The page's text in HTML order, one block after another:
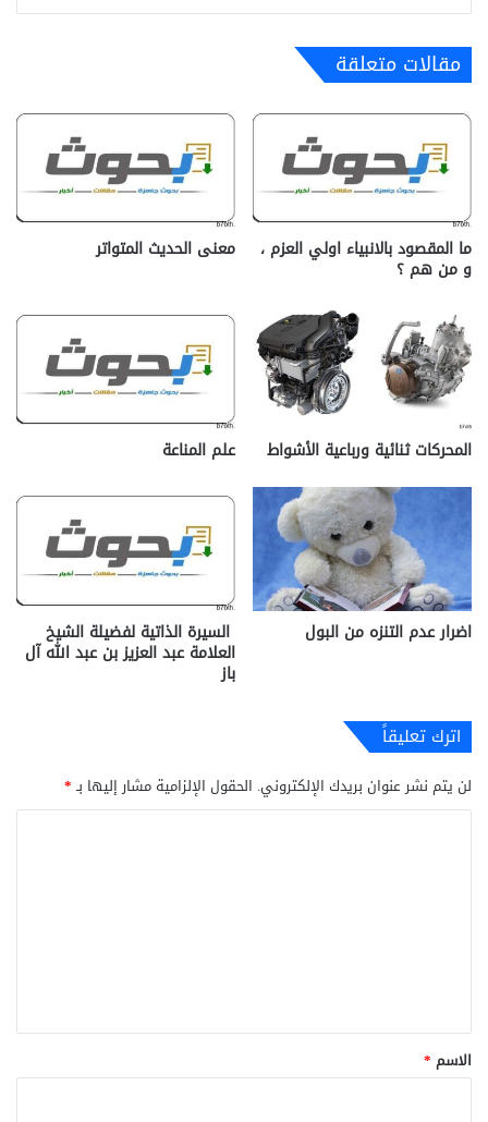
مقالات متعلقة
ما المقصود بالانبياء اولي العزم ،
و من هم ؟
معنى الحديث المتواتر
المحركات ثنائية ورباعية الأشواط علم المناعة
اضرار عدم التنزه من البول السيرة الذاتية لفضيلة الشيخ
العلامة عبد العزيز بن عبد الله آل
باز
اترك تعليقاً
لن يتم نشر عنوان بريدك الإلكتروني. الحقول الإلزامية مشار إليها بـ*
*
الاسم *